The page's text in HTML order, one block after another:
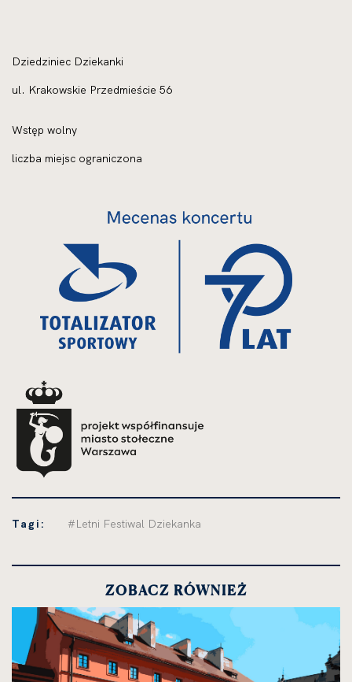
Dziedziniec Dziekanki
ul. Krakowskie Przedmieście 56
Wstęp wolny
liczba miejsc ograniczona
Tagi: #Letni Festiwal Dziekanka
ZOBACZ RÓWNIEŻ